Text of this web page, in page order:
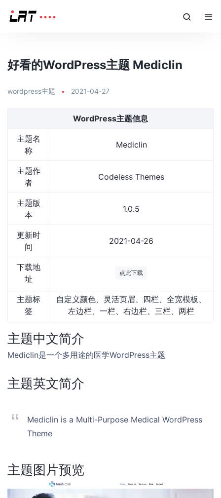
好看的WordPress主题 Mediclin
wordpress主题 • 2021-04-27
WordPress主题信息
主题名
称
Mediclin
主题作
者
Codeless Themes
主题版
本
1.0.5
更新时
间
2021-04-26
下载地
址
点此下载
主题标
签
自定义颜色、灵活页眉、四栏、全宽模板、
左边栏、一栏、右边栏、三栏、两栏
主题中文简介
Mediclin是一个多用途的医学WordPress主题
主题英文简介
Mediclin is a Multi-Purpose Medical WordPress
Theme
主题图片预览